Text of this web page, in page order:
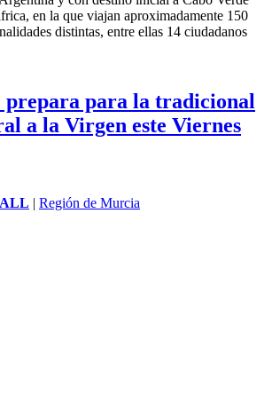
ha comparecido en rueda de prensa para
y con destino inicial a Cabo Verde
en la que viajan aproximadamente 150
distintas, entre ellas 14 ciudadanos
prepara para la tradicional